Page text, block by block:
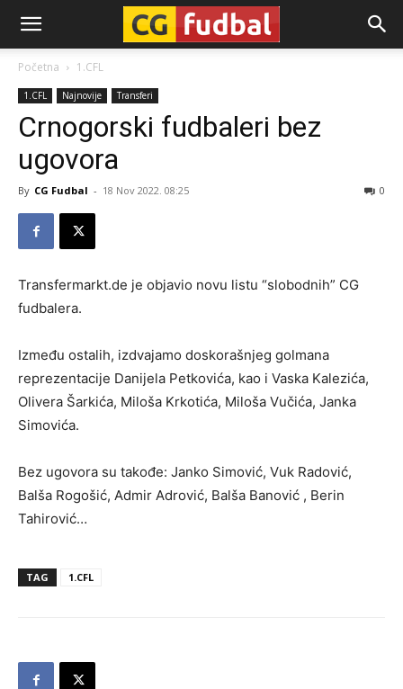
CG-
Fudbal
Početna 1.CFL
1.CFL Najnovije Transferi
Crnogorski fudbaleri bez
ugovora
By CG Fudbal - 18 Nov 2022. 08:25 0
Transfermarkt.de je objavio novu listu “slobodnih” CG
fudbalera.
Između ostalih, izdvajamo doskorašnjeg golmana
reprezentacije Danijela Petkovića, kao i Vaska Kalezića,
Olivera Šarkića, Miloša Krkotića, Miloša Vučića, Janka
Simovića.
Bez ugovora su takođe: Janko Simović, Vuk Radović,
Balša Rogošić, Admir Adrović, Balša Banović , Berin
Tahirović…
TAG 1.CFL